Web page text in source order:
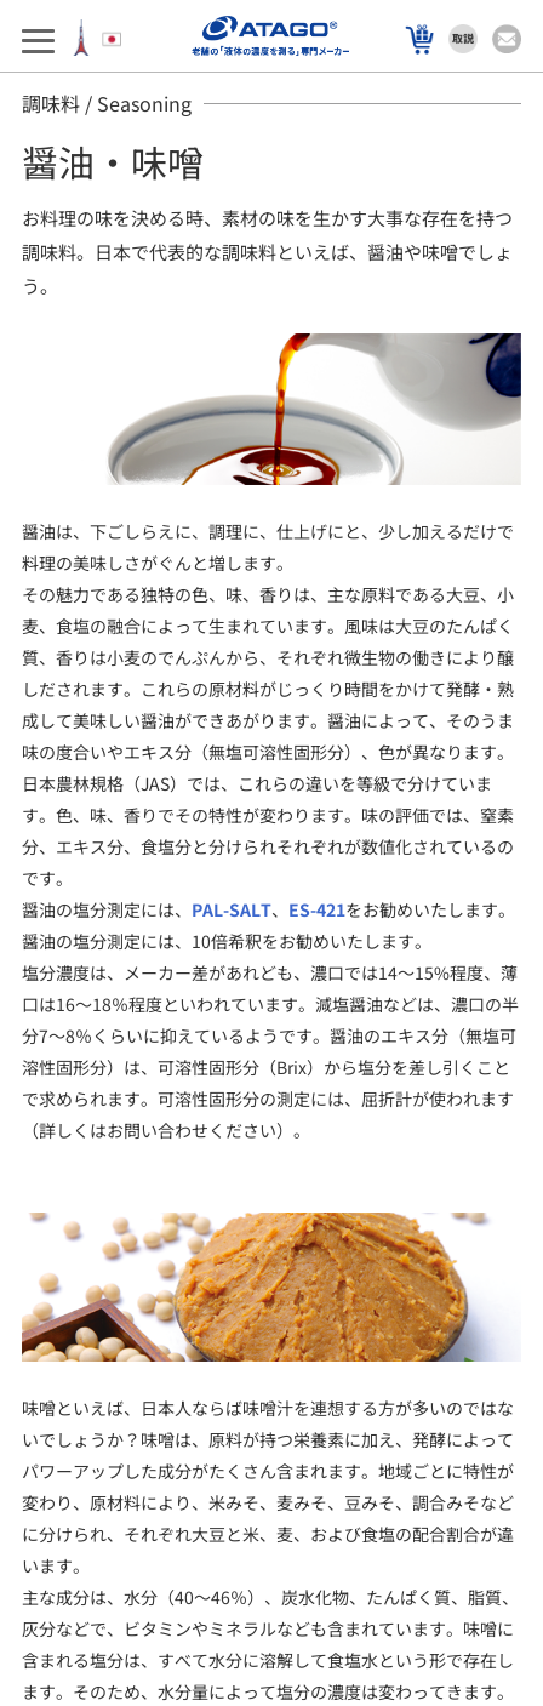
調味料 / Seasoning
醤油・味噌
お料理の味を決める時、素材の味を生かす大事な存在を持つ
調味料。日本で代表的な調味料といえば、醤油や味噌でしょ
う。
醤油は、下ごしらえに、調理に、仕上げにと、少し加えるだけで
料理の美味しさがぐんと増します。
その魅力である独特の色、味、香りは、主な原料である大豆、小
麦、食塩の融合によって生まれています。風味は大豆のたんぱく
質、香りは小麦のでんぷんから、それぞれ微生物の働きにより醸
しだされます。これらの原材料がじっくり時間をかけて発酵・熟
成して美味しい醤油ができあがります。醤油によって、そのうま
味の度合いやエキス分（無塩可溶性固形分）、色が異なります。
日本農林規格（JAS）では、これらの違いを等級で分けていま
す。色、味、香りでその特性が変わります。味の評価では、窒素
分、エキス分、食塩分と分けられそれぞれが数値化されているの
です。
醤油の塩分測定には、 PAL-SALT、 ES-421をお勧めいたします。
醤油の塩分測定には、10倍希釈をお勧めいたします。
塩分濃度は、メーカー差があれども、濃口では14～15%程度、薄
口は16～18％程度といわれています。減塩醤油などは、濃口の半
分7～8％くらいに抑えているようです。醤油のエキス分（無塩可
溶性固形分）は、可溶性固形分（Brix）から塩分を差し引くこと
で求められます。可溶性固形分の測定には、屈折計が使われます
（詳しくはお問い合わせください）。
味噌といえば、日本人ならば味噌汁を連想する方が多いのではな
いでしょうか？味噌は、原料が持つ栄養素に加え、発酵によって
パワーアップした成分がたくさん含まれます。地域ごとに特性が
変わり、原材料により、米みそ、麦みそ、豆みそ、調合みそなど
に分けられ、それぞれ大豆と米、麦、および食塩の配合割合が違
います。
主な成分は、水分（40～46％）、炭水化物、たんぱく質、脂質、
灰分などで、ビタミンやミネラルなども含まれています。味噌に
含まれる塩分は、すべて水分に溶解して食塩水という形で存在し
ます。そのため、水分量によって塩分の濃度は変わってきます。